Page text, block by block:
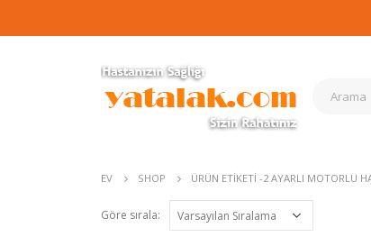
EV SHOP ÜRÜN ETIKETI -2 AYARLI MOTORLU
Göre sırala: